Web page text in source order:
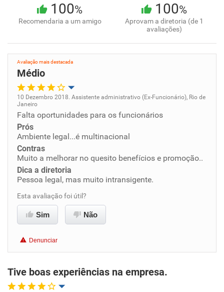
100%
Recomendaria a um amigo
100%
Aprovam a diretoria (de 1
avaliações)
Avaliação mais destacada
Médio
Oportunidade de promoção
Ambiente de trabalho
Conciliação com a vida familiar
Benefícios
Recomenda a diretoria
10 Dezembro 2018. Assistente administrativo (Ex-Funcionário), Rio de
Janeiro
Falta oportunidades para os funcionários
Prós
Ambiente legal...é multinacional
Contras
Muito a melhorar no quesito benefícios e promoção..
Dica a diretoria
Pessoa legal, mas muito intransigente.
Esta avaliação foi útil?
Sim Não
Denunciar
Tive boas experiências na empresa.